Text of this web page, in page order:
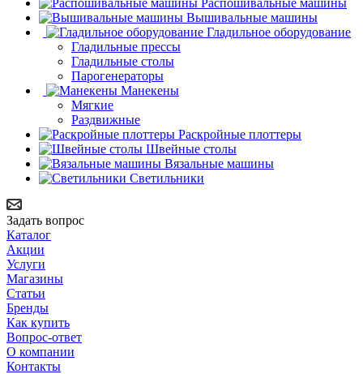
Вышивальные машины
Гладильное оборудование
Гладильные прессы
Гладильные столы
Парогенераторы
Манекены
Мягкие
Раздвижные
Раскройные плоттеры
Швейные столы
Вязальные машины
Светильники
Задать вопрос
Каталог
Акции
Услуги
Магазины
Статьи
Бренды
Как купить
Вопрос-ответ
О компании
Контакты